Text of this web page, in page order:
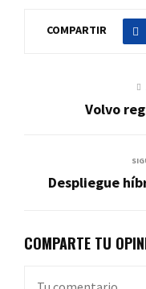
COMPARTIR
Volvo
Despliegue
COMPARTE TU